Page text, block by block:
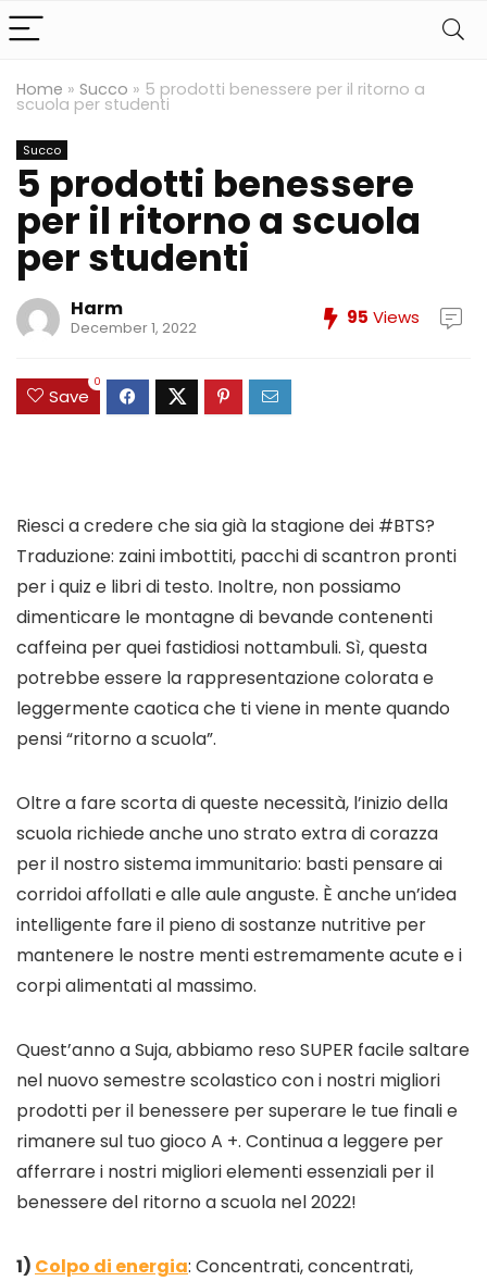
Home » Succo » 5 prodotti benessere per il ritorno a
scuola per studenti
Succo
5 prodotti benessere
per il ritorno a scuola
per studenti
Harm
December 1, 2022 95 Views
Save
0
Riesci a credere che sia già la stagione dei #BTS?
Traduzione: zaini imbottiti, pacchi di scantron pronti
per i quiz e libri di testo. Inoltre, non possiamo
dimenticare le montagne di bevande contenenti
caffeina per quei fastidiosi nottambuli. Sì, questa
potrebbe essere la rappresentazione colorata e
leggermente caotica che ti viene in mente quando
pensi “ritorno a scuola”.
Oltre a fare scorta di queste necessità, l’inizio della
scuola richiede anche uno strato extra di corazza
per il nostro sistema immunitario: basti pensare ai
corridoi affollati e alle aule anguste. È anche un’idea
intelligente fare il pieno di sostanze nutritive per
mantenere le nostre menti estremamente acute e i
corpi alimentati al massimo.
Quest’anno a Suja, abbiamo reso SUPER facile saltare
nel nuovo semestre scolastico con i nostri migliori
prodotti per il benessere per superare le tue finali e
rimanere sul tuo gioco A +. Continua a leggere per
afferrare i nostri migliori elementi essenziali per il
benessere del ritorno a scuola nel 2022!
1) Colpo di energia: Concentrati, concentrati,